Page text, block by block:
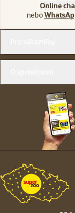
Online
nebo